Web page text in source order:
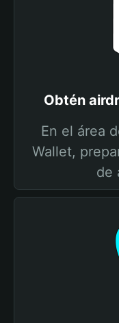
Obtén
En el área
Wallet,
de